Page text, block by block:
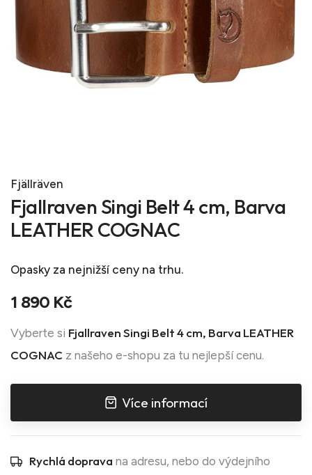
Fjällräven
Fjallraven Singi Belt 4 cm, Barva
LEATHER COGNAC
Opasky za nejnižší ceny na trhu.
1 890 Kč
Vyberte si Fjallraven Singi Belt 4 cm, Barva LEATHER
COGNAC z našeho e-shopu za tu nejlepší cenu.
Více informací
Rychlá doprava na adresu, nebo do výdejního